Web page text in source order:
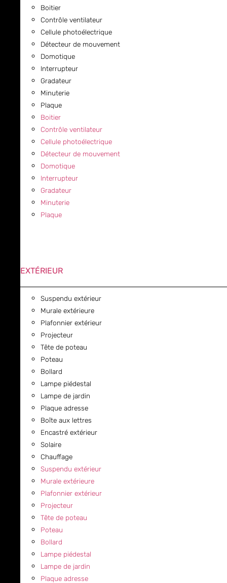
Boitier
Contrôle ventilateur
Cellule photoélectrique
Détecteur de mouvement
Domotique
Interrupteur
Gradateur
Minuterie
Plaque
Boitier
Contrôle ventilateur
Cellule photoélectrique
Détecteur de mouvement
Domotique
Interrupteur
Gradateur
Minuterie
Plaque
EXTÉRIEUR
Suspendu extérieur
Murale extérieure
Plafonnier extérieur
Projecteur
Tête de poteau
Poteau
Bollard
Lampe piédestal
Lampe de jardin
Plaque adresse
Boîte aux lettres
Encastré extérieur
Solaire
Chauffage
Suspendu extérieur
Murale extérieure
Plafonnier extérieur
Projecteur
Tête de poteau
Poteau
Bollard
Lampe piédestal
Lampe de jardin
Plaque adresse